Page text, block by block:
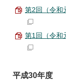
第2回（令和
第1回（令和
平成30年度